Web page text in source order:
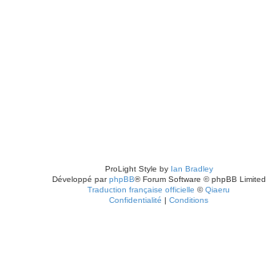
ProLight Style by Ian Bradley
Développé parphpBB® Forum Software © phpBB Limited
Traduction française officielle ©Qiaeru
Confidentialité | Conditions